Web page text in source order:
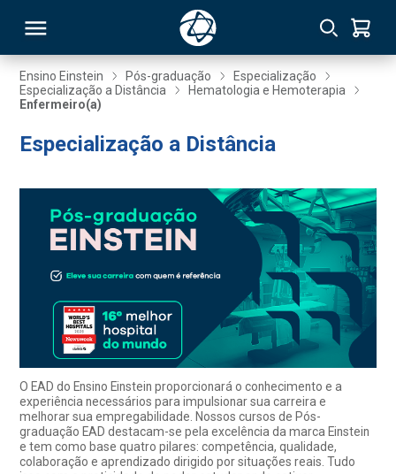
Ensino Einstein Pós-graduação
Especialização
Especialização a Distância
Hematologia e Hemoterapia
Enfermeiro(a)
Especialização a Distância
O EAD do Ensino Einstein proporcionará o conhecimento e a
experiência necessários para impulsionar sua carreira e
melhorar sua empregabilidade. Nossos cursos de Pós-
graduação EAD destacam-se pela excelência da marca Einstein
e tem como base quatro pilares: competência, qualidade,
colaboração e aprendizado dirigido por situações reais. Tudo